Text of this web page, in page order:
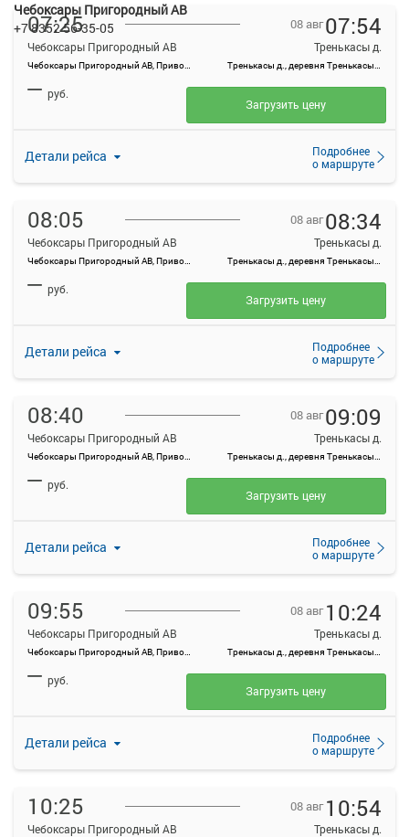
07:25
Чебоксары Пригородный АВ
Чебоксары Пригородный АВ, Привокзальная ул., 3
08 авг07:54
Тренькасы д.
Тренькасы д., деревня Тренькасы, Россия
Детали рейса
Подробнее
о маршруте
— руб.
Загрузить цену
08:05
Чебоксары Пригородный АВ
Чебоксары Пригородный АВ, Привокзальная ул., 3
08 авг08:34
Тренькасы д.
Тренькасы д., деревня Тренькасы, Россия
Детали рейса
Подробнее
о маршруте
— руб.
Загрузить цену
08:40
Чебоксары Пригородный АВ
Чебоксары Пригородный АВ, Привокзальная ул., 3
08 авг09:09
Тренькасы д.
Тренькасы д., деревня Тренькасы, Россия
Детали рейса
Подробнее
о маршруте
— руб.
Загрузить цену
09:55
Чебоксары Пригородный АВ
Чебоксары Пригородный АВ, Привокзальная ул., 3
08 авг 10:24
Тренькасы д.
Тренькасы д., деревня Тренькасы, Россия
Детали рейса
Подробнее
о маршруте
— руб.
Загрузить цену
10:25
Чебоксары Пригородный АВ
08 авг 10:54
Тренькасы д.
Чебоксары Пригородный АВ
+7 8352 56-35-05